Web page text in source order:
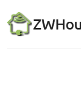
content